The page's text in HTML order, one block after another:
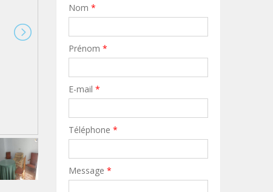
Nom *
Prénom *
E-mail *
Téléphone *
Message *